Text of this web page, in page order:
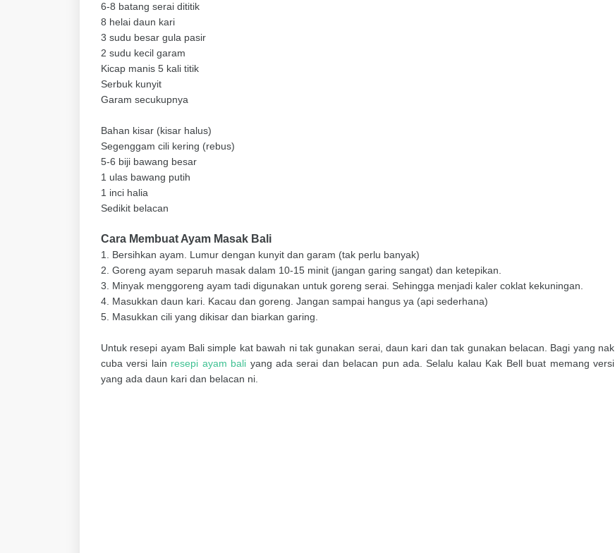
6-8 batang serai dititik
8 helai daun kari
3 sudu besar gula pasir
2 sudu kecil garam
Kicap manis 5 kali titik
Serbuk kunyit
Garam secukupnya
Bahan kisar (kisar halus)
Segenggam cili kering (rebus)
5-6 biji bawang besar
1 ulas bawang putih
1 inci halia
Sedikit belacan
Cara Membuat Ayam Masak Bali
1. Bersihkan ayam. Lumur dengan kunyit dan garam (tak perlu banyak)
2. Goreng ayam separuh masak dalam 10-15 minit (jangan garing sangat) dan ketepikan.
3. Minyak menggoreng ayam tadi digunakan untuk goreng serai. Sehingga menjadi kaler coklat kekuningan.
4. Masukkan daun kari. Kacau dan goreng. Jangan sampai hangus ya (api sederhana)
5. Masukkan cili yang dikisar dan biarkan garing.
Untuk resepi ayam Bali simple kat bawah ni tak gunakan serai, daun kari dan tak gunakan belacan. Bagi yang nak
cuba versi lain resepi ayam bali yang ada serai dan belacan pun ada. Selalu kalau Kak Bell buat memang versi
yang ada daun kari dan belacan ni.